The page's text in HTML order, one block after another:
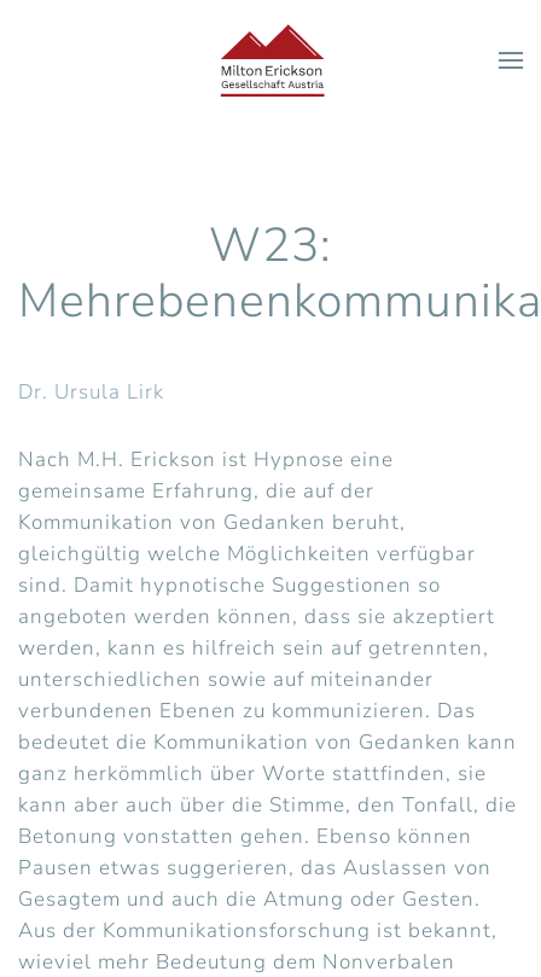
Zum Hauptinhalt springen
W23:
Dr. Ursula Lirk
Nach M.H. Erickson ist Hypnose eine
gemeinsame Erfahrung, die auf der
Kommunikation von Gedanken beruht,
gleichgültig welche Möglichkeiten verfügbar
sind. Damit hypnotische Suggestionen so
angeboten werden können, dass sie akzeptiert
werden, kann es hilfreich sein auf getrennten,
unterschiedlichen sowie auf miteinander
verbundenen Ebenen zu kommunizieren. Das
bedeutet die Kommunikation von Gedanken kann
ganz herkömmlich über Worte stattfinden, sie
kann aber auch über die Stimme, den Tonfall, die
Betonung vonstatten gehen. Ebenso können
Pausen etwas suggerieren, das Auslassen von
Gesagtem und auch die Atmung oder Gesten.
Aus der Kommunikationsforschung ist bekannt,
wieviel mehr Bedeutung dem Nonverbalen